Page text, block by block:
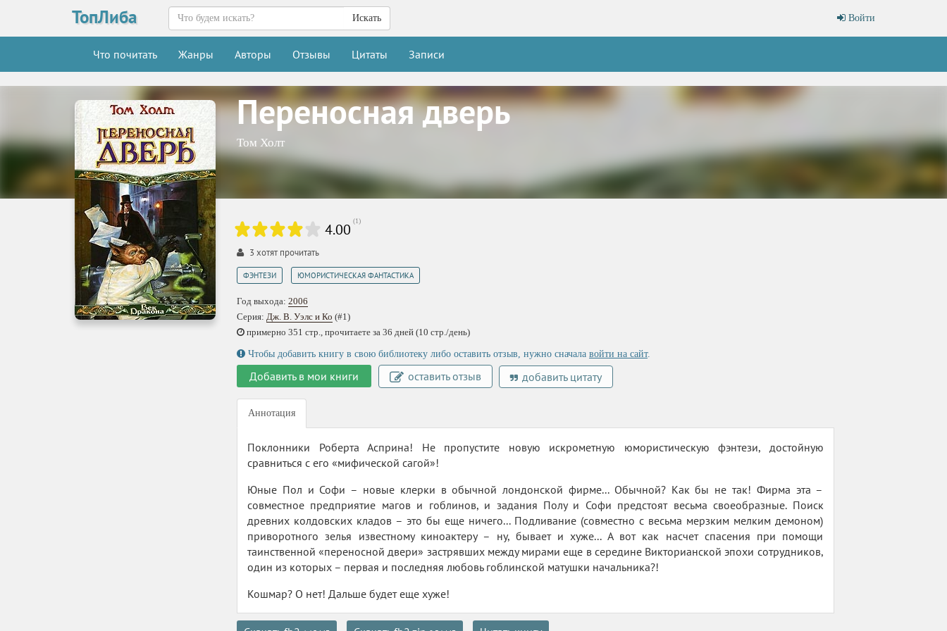
ТопЛиба Войти
Искать
Что почитать Жанры Авторы Отзывы Цитаты Записи
Переносная дверь
Том Холт
4.00 (1)
3 хотят прочитать
ФЭНТЕЗИ ЮМОРИСТИЧЕСКАЯ ФАНТАСТИКА
Год выхода: 2006
Серия: Дж. В. Уэлс и Ко (#1)
примерно 351 стр., прочитаете за 36 дней (10 стр./день)
Чтобы добавить книгу в свою библиотеку либо оставить отзыв, нужно сначала войти на сайт.
Добавить в мои книги оставить отзыв добавить цитату
Аннотация
Поклонники Роберта Асприна! Не пропустите новую искрометную юмористическую фэнтези, достойную
сравниться с его «мифической сагой»!
Юные Пол и Софи – новые клерки в обычной лондонской фирме... Обычной? Как бы не так! Фирма эта –
совместное предприятие магов и гоблинов, и задания Полу и Софи предстоят весьма своеобразные. Поиск
древних колдовских кладов – это бы еще ничего... Подливание (совместно с весьма мерзким мелким демоном)
приворотного зелья известному киноактеру – ну, бывает и хуже... А вот как насчет спасения при помощи
таинственной «переносной двери» застрявших между мирами еще в середине Викторианской эпохи сотрудников,
один из которых – первая и последняя любовь гоблинской матушки начальника?!
Кошмар? О нет! Дальше будет еще хуже!